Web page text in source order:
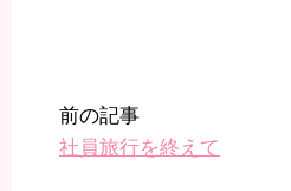
前の記事
社員旅行を終えて